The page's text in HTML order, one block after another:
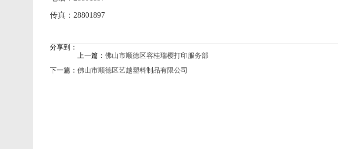
传真：28801897
分享到：
上一篇：佛山市顺德区容桂瑞樱打印服务部
下一篇：佛山市顺德区艺越塑料制品有限公司